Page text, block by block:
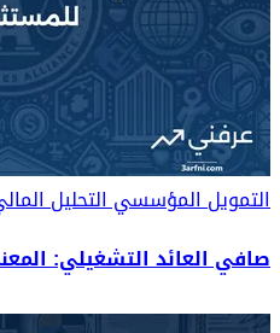
التمويل المؤسسيالتحليل
صافي العائد التشغيلي: